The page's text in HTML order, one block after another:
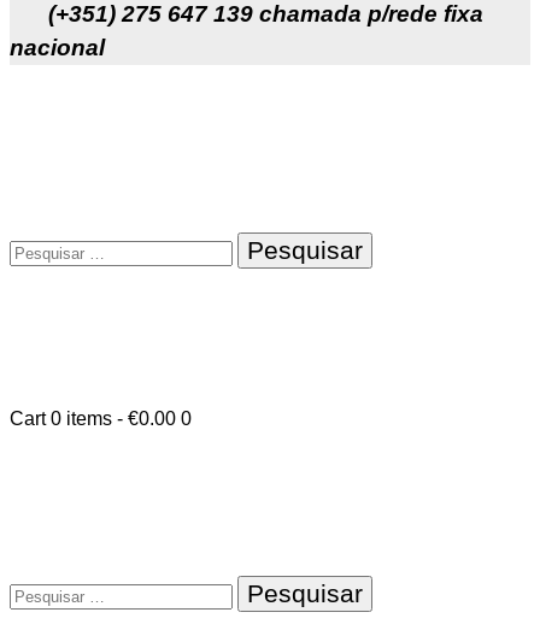
(+351) 275 647 139 chamada p/rede fixa
nacional
Pesquisar
por:
Cart 0 items - €0.00 0
Pesquisar
por: